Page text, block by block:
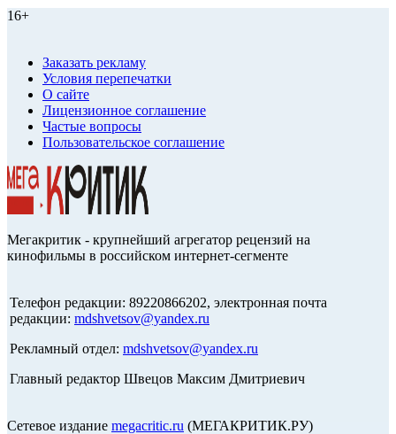
16+
Заказать рекламу
Условия перепечатки
О сайте
Лицензионное соглашение
Частые вопросы
Пользовательское соглашение
Мегакритик - крупнейший агрегатор рецензий на
кинофильмы в российском интернет-сегменте
Телефон редакции: 89220866202, электронная почта
редакции: mdshvetsov@yandex.ru
Рекламный отдел: mdshvetsov@yandex.ru
Главный редактор Швецов Максим Дмитриевич
Сетевое издание megacritic.ru (МЕГАКРИТИК.РУ)